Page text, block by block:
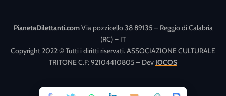
PianetaDilettanti.comVia pozzicello 38 89135 – Reggio di Calabria
(RC) – IT
Copyright 2022 © Tutti i diritti riservati. ASSOCIAZIONE CULTURALE
TRITONE C.F: 92104410805 – Dev IOCOS